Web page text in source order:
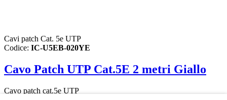
Cavi patch Cat. 5e UTP
Codice: IC-U5EB-020YE
Cavo Patch UTP Cat.5E 2 metri Giallo
Cavo patch cat.5e UTP